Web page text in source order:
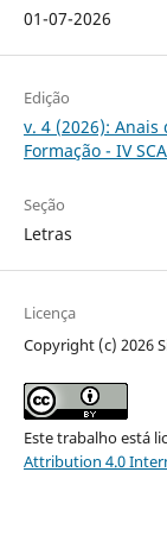
01-07-2026
Edição
v. 4 (2026):
Formação - IV
Seção
Letras
Licença
Copyright (c) 2026
Este trabalho está
Attribution 4.0